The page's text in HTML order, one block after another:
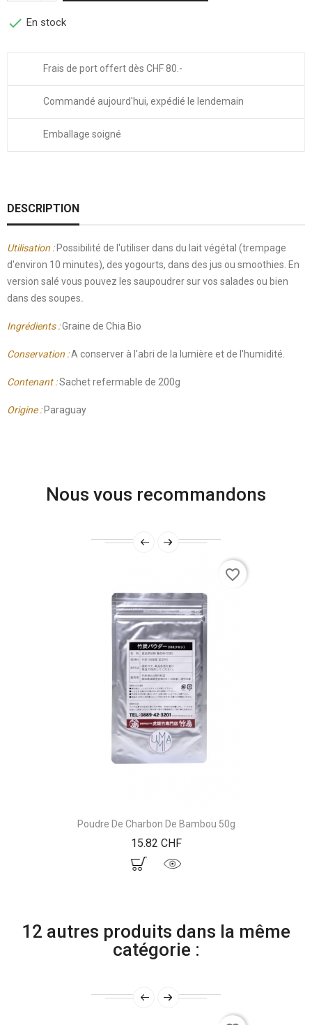
 En stock
Frais de port offert dès CHF 80.-
Commandé aujourd'hui, expédié le lendemain
Emballage soigné
DESCRIPTION
Utilisation : Possibilité de l'utiliser dans du lait végétal (trempage
d'environ 10 minutes), des yogourts, dans des jus ou smoothies. En
version salé vous pouvez les saupoudrer sur vos salades ou bien
dans des soupes.
Ingrédients :Graine de Chia Bio
Conservation :A conserver à l'abri de la lumière et de l'humidité.
Contenant :Sachet refermable de 200g
Origine :Paraguay
Nous vous recommandons
Poudre De Charbon De Bambou 50g
15.82 CHFPrix
favorite_border
12 autres produits dans la même
catégorie :